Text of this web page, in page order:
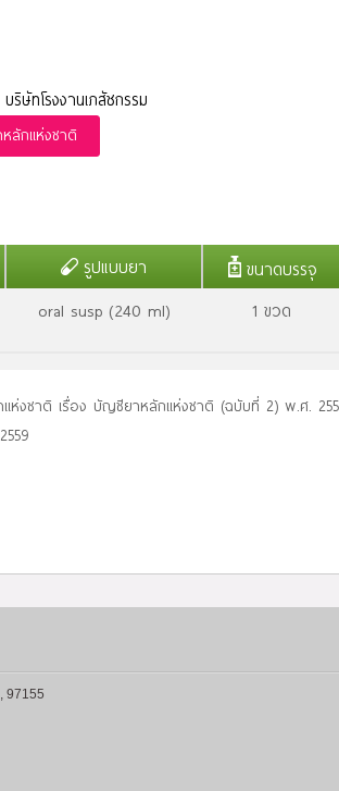
ษัทโรงงานเภสัชกรรม
ลักแห่งชาติ
รูปแบบยา ขนาดบรรจุ
oral susp (240 ml) 1 ขวด
แห่งชาติ เรื่อง บัญชียาหลักแห่งชาติ (ฉบับที่ 2) พ.ศ.
97155